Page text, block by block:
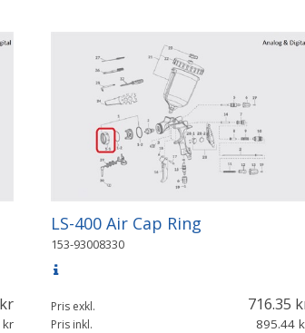
LS-400 Air Cap Ring
153-93008330
Pris exkl. 716.35
Pris inkl. 895.44